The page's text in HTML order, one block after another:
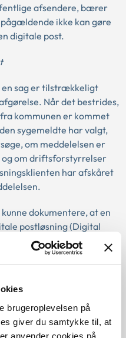
brugeroplevelsen på
giver du samtykke til, at
anvender cookies på
afsendere, bærer
ikke kan gøre
digitale post.
en sag er tilstrækkeligt
Når det bestrides,
kommunen er kommet
sygemeldte har valgt,
om meddelelsen er
og om driftsforstyrrelser
har afskåret
dokumentere, at en
postløsning (Digital
Dette kan
den forsendelseslog,
om der har været
hindringer ved den
benytter.